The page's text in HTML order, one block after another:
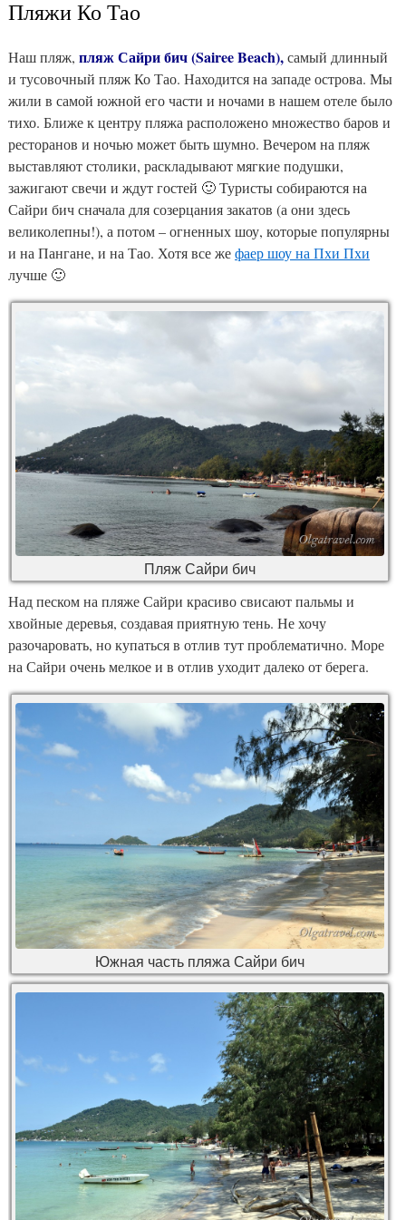
Пляжи Ко Тао
Наш пляж, пляж Сайри бич (Sairee Beach),самый длинный
и тусовочный пляж Ко Тао. Находится на западе острова. Мы
жили в самой южной его части и ночами в нашем отеле было
тихо. Ближе к центру пляжа расположено множество баров и
ресторанов и ночью может быть шумно. Вечером на пляж
выставляют столики, раскладывают мягкие подушки,
зажигают свечи и ждут гостей 🙂 Туристы собираются на
Сайри бич сначала для созерцания закатов (а они здесь
великолепны!), а потом – огненных шоу, которые популярны
и на Пангане, и на Тао. Хотя все жефаер шоу на Пхи Пхи
лучше 🙂
Пляж Сайри бич
Над песком на пляже Сайри красиво свисают пальмы и
хвойные деревья, создавая приятную тень. Не хочу
разочаровать, но купаться в отлив тут проблематично. Море
на Сайри очень мелкое и в отлив уходит далеко от берега.
Южная часть пляжа Сайри бич